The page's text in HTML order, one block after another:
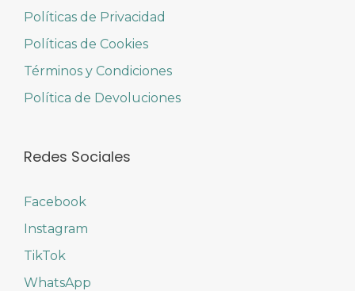
Políticas de Privacidad
Políticas de Cookies
Términos y Condiciones
Política de Devoluciones
Redes Sociales
Facebook
Instagram
TikTok
WhatsApp